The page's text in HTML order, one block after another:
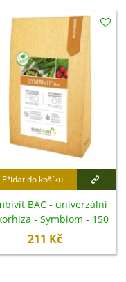
Přidat do košíku
BAC - univerzální
- Symbiom - 150
g
211 Kč